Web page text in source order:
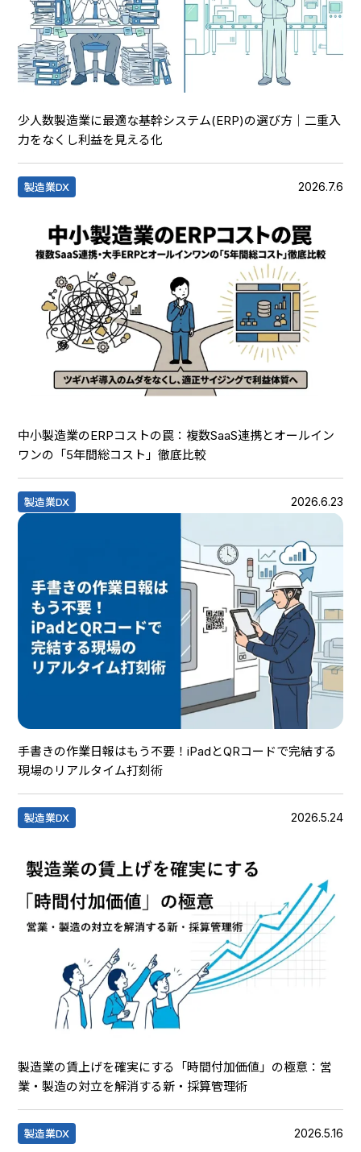
少人数製造業に最適な基幹システム(ERP)の選び方｜二重入
力をなくし利益を見える化
製造業DX 2026.7.6
中小製造業のERPコストの罠：複数SaaS連携とオールイン
ワンの「5年間総コスト」徹底比較
製造業DX 2026.6.23
手書きの作業日報はもう不要！iPadとQRコードで完結する
現場のリアルタイム打刻術
製造業DX 2026.5.24
製造業の賃上げを確実にする「時間付加価値」の極意：営
業・製造の対立を解消する新・採算管理術
製造業DX 2026.5.16